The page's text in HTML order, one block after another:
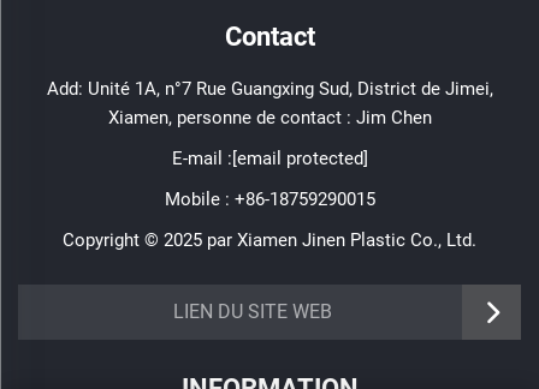
Contact
Add: Unité 1A, n°7 Rue Guangxing Sud, District de Jimei,
Xiamen, personne de contact : Jim Chen
E-mail :[email protected]
Mobile : +86-18759290015
Copyright © 2025 par Xiamen Jinen Plastic Co., Ltd.
LIEN DU SITE WEB
https://www.jinenplastic.com/service